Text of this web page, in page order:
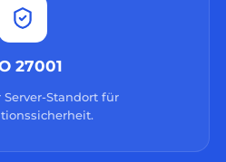
27001
Standort für